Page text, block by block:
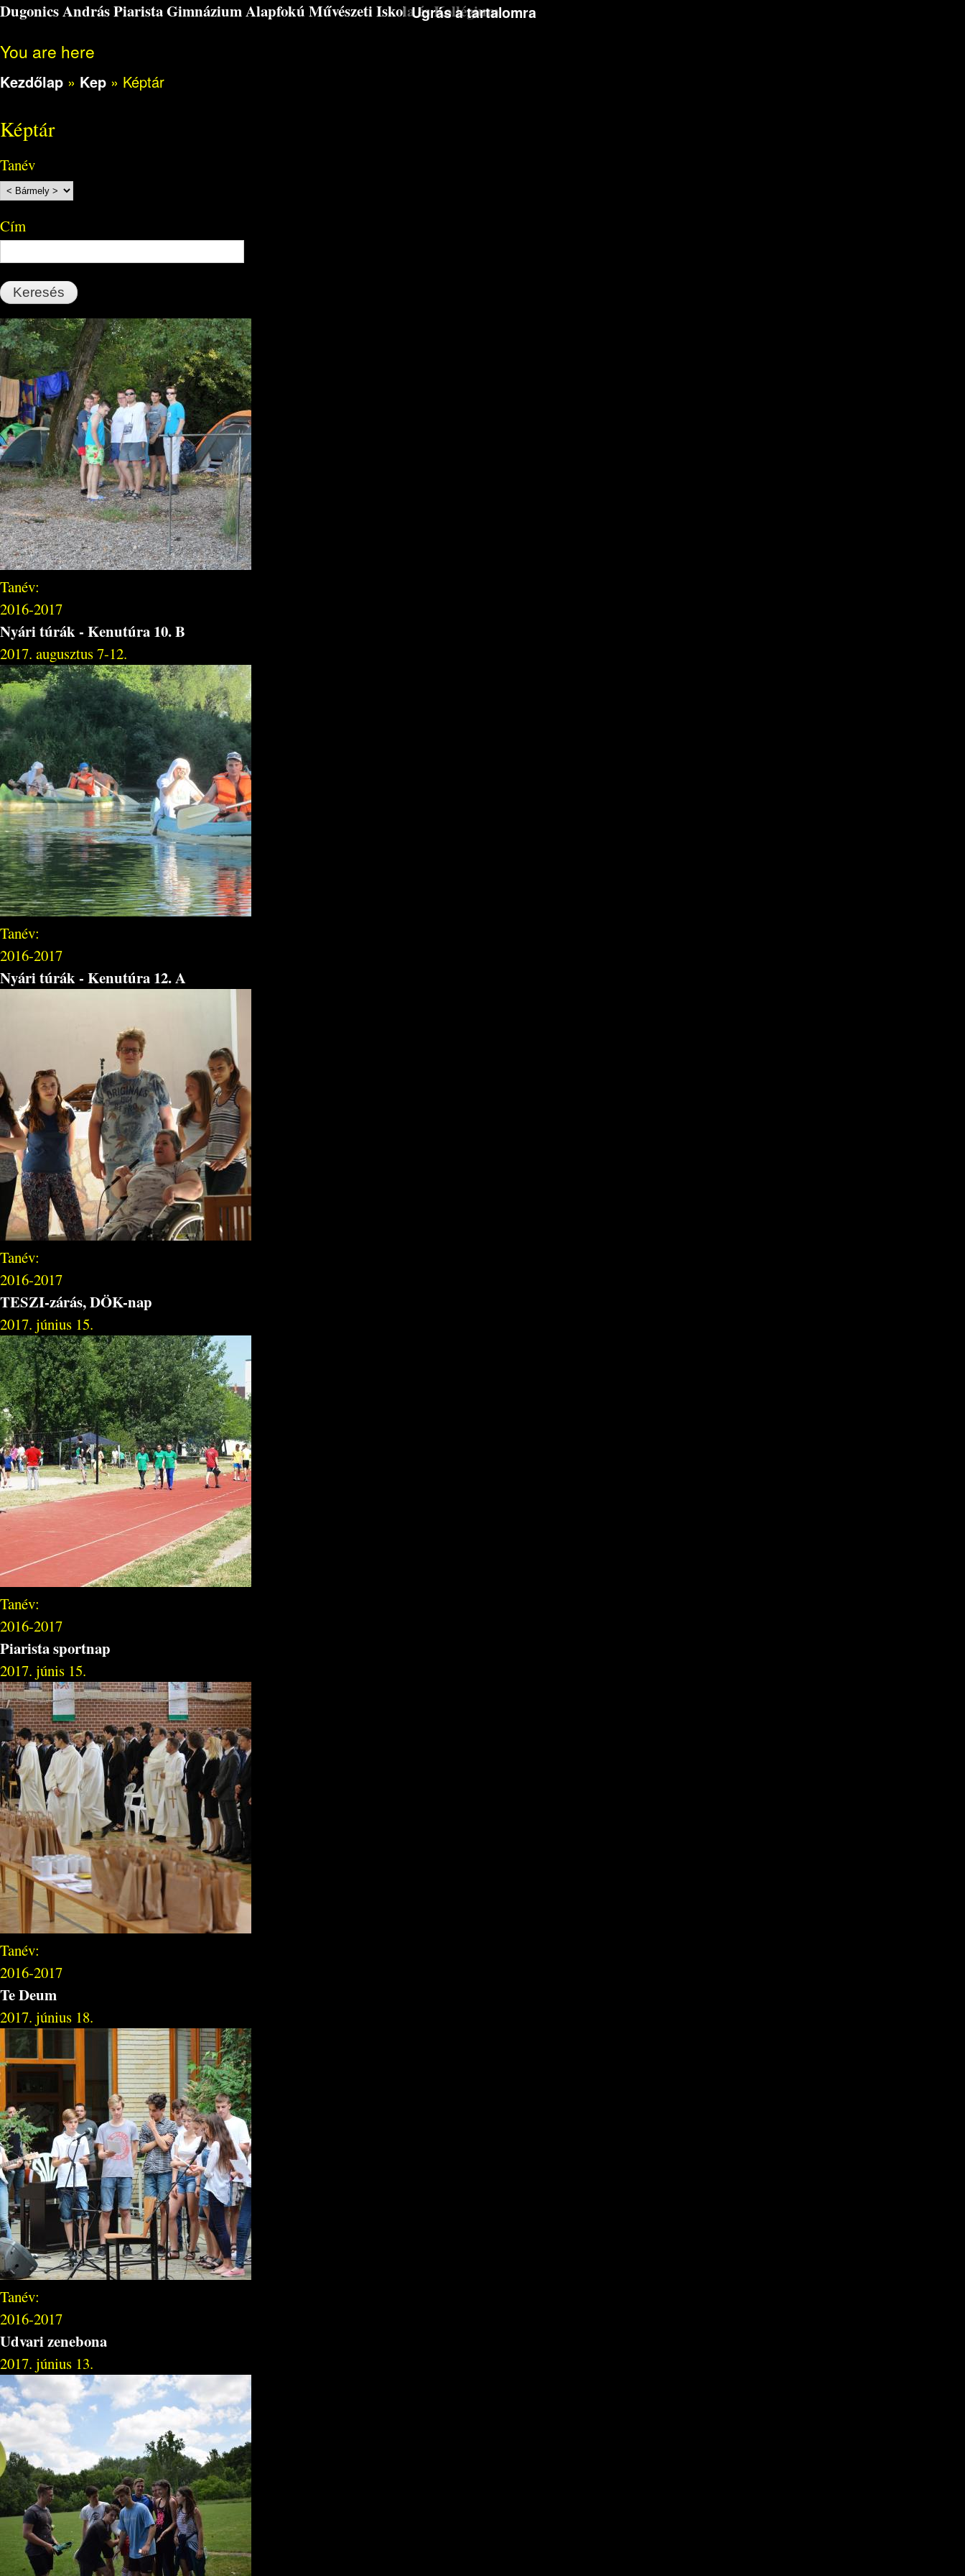
Ugrás a tartalomra
Dugonics András Piarista Gimnázium Alapfokú Művészeti Iskola és Kollégium
You are here
Kezdőlap » Kep » Képtár
Képtár
Tanév
Cím
Tanév:
2016-2017
Nyári túrák - Kenutúra 10. B
2017. augusztus 7-12.
Tanév:
2016-2017
Nyári túrák - Kenutúra 12. A
Tanév:
2016-2017
TESZI-zárás, DÖK-nap
2017. június 15.
Tanév:
2016-2017
Piarista sportnap
2017. júnis 15.
Tanév:
2016-2017
Te Deum
2017. június 18.
Tanév:
2016-2017
Udvari zenebona
2017. június 13.